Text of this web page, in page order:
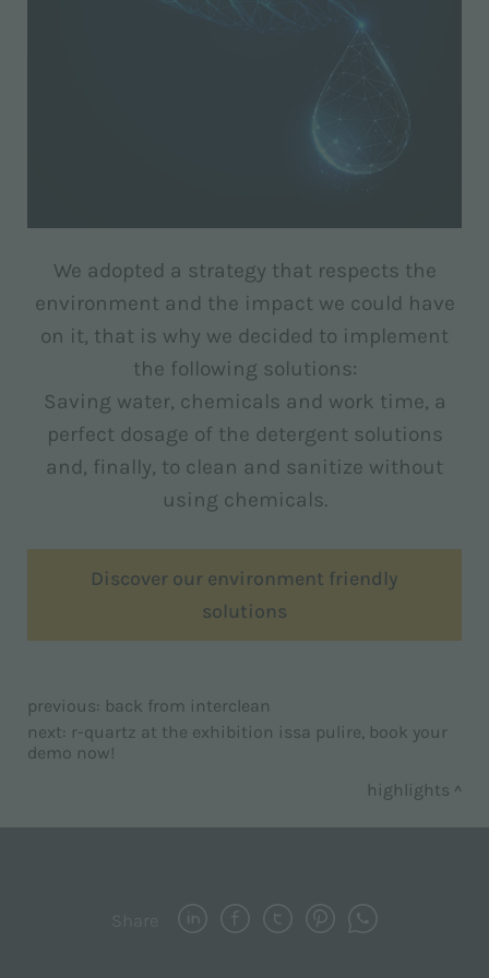
We adopted a strategy that respects the
environment and the impact we could have
on it, that is why we decided to implement
the following solutions:
Saving water, chemicals and work time, a
perfect dosage of the detergent solutions
and, finally, to clean and sanitize without
using chemicals.
Discover our environment friendly
solutions
previous: back from interclean
next: r-quartz at the exhibition issa pulire, book your
demo now!
highlights